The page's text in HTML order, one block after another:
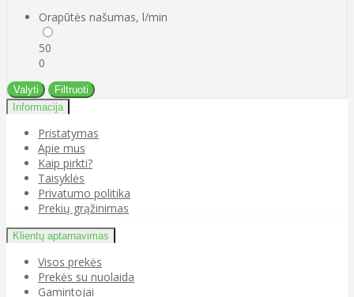
Orapūtės našumas, l/min
50
0
Valyti
Filtruoti
Informacija
Pristatymas
Apie mus
Kaip pirkti?
Taisyklės
Privatumo politika
Prekių grąžinimas
Klientų aptarnavimas
Visos prekės
Prekės su nuolaida
Gamintojai